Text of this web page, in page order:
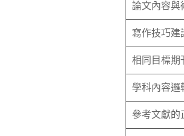
論文內容與
寫作技巧建
相同目標期
學科內容邏
參考文獻的